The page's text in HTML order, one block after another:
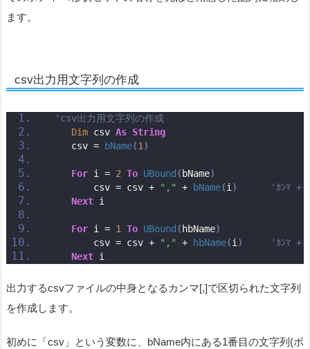
ます。
csv出力用文字列の作成
'csv出力用文字列の作成
Dim csv As String
    csv =
bName(1)
For i = 2 To UBound ( bName)
        csv = csv +
"," + bName(i)
'ｶﾝﾏ +
Next i
For i = 1 To UBound ( hbName)
        csv = csv +
"," + hbName(i)
'ｶﾝﾏ +
Next i
出力するcsvファイルの中身となるカンマ[,]で区切られた文字列
を作成します。
初めに「csv」という変数に、bName内にある1番目の文字列(ボ